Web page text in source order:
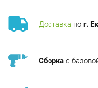
Доставкапог.